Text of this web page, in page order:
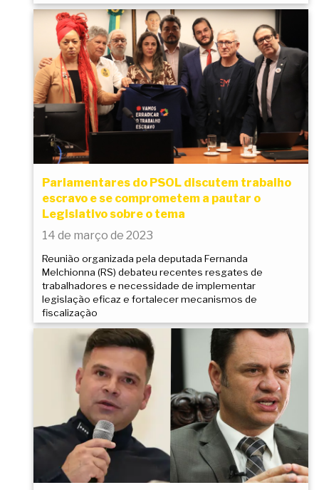
Parlamentares do PSOL discutem trabalho
escravo e se comprometem a pautar o
Legislativo sobre o tema
14 de março de 2023
Reunião organizada pela deputada Fernanda
Melchionna (RS) debateu recentes resgates de
trabalhadores e necessidade de implementar
legislação eficaz e fortalecer mecanismos de
fiscalização